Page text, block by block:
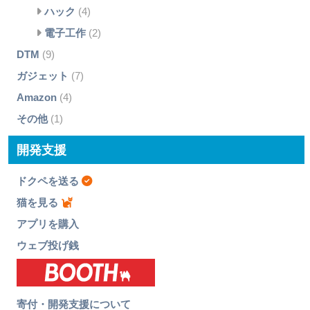
ハック (4)
電子工作(2)
DTM (9)
ガジェット (7)
Amazon(4)
その他(1)
開発支援
ドクペを送る
猫を見る
アプリを購入
ウェブ投げ銭
寄付・開発支援について